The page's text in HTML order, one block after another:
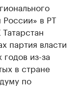
России» в РТ
партия власти
из-за
в стране
по